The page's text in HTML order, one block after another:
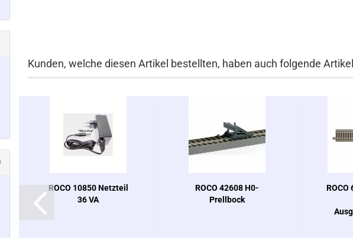
Kunden, welche diesen Artikel bestellten, haben auch folgende
ROCO 10850 Netzteil
36 VA
ROCO 42608 H0-
Prellbock
ROCO